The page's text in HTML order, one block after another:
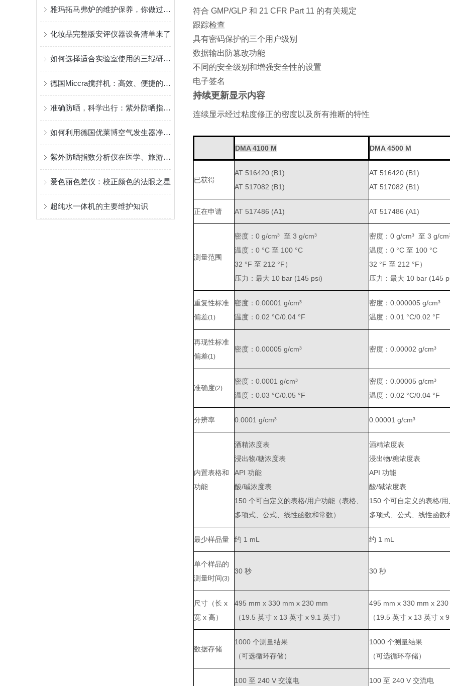
雅玛拓马弗炉的维护保养，你做过吗？
化妆品完整版安评仪器设备清单来了
如何选择适合实验室使用的三辊研磨机
德国Miccra搅拌机：高效、便捷的魅力所在
准确防晒，科学出行：紫外防晒指数分析仪，让阳光伤害无所遁形
如何利用德国优莱博空气发生器净化空气？
紫外防晒指数分析仪在医学、旅游和海滩领域有着广泛的应用价值
爱色丽色差仪：校正颜色的法眼之星
超纯水一体机的主要维护知识
符合 GMP/GLP 和 21 CFR Part 11 的有关规定
跟踪检查
具有密码保护的三个用户级别
数据输出防篡改功能
不同的安全级别和增强安全性的设置
电子签名
持续更新显示内容
连续显示经过粘度修正的密度以及所有推断的特性
DMA 4100 M DMA 4500 M
已获得
AT 516420 (B1)
AT 517082 (B1)
AT 516420 (B1)
AT 517082 (B1)
正在申请 AT 517486 (A1) AT 517486 (A1)
测量范围
密度：0 g/cm³ 至 3 g/cm³
温度：0 °C 至 100 °C
32 °F 至 212 °F）
压力：最大 10 bar (145 psi)
密度：0 g/cm³ 至 3 g/
温度：0 °C 至 100 °C
32 °F 至 212 °F）
压力：最大 10 bar (145
重复性标准
偏差(1)
密度：0.00001 g/cm³
温度：0.02 °C/0.04 °F
密度：0.000005 g/cm³
温度：0.01 °C/0.02 °F
再现性标准
偏差(1)
密度：0.00005 g/cm³ 密度：0.00002 g/cm³
准确度(2)
密度：0.0001 g/cm³
温度：0.03 °C/0.05 °F
密度：0.00005 g/cm³
温度：0.02 °C/0.04 °F
分辨率 0.0001 g/cm³ 0.00001 g/cm³
内置表格和
功能
酒精浓度表
浸出物/糖浓度表
API 功能
酸/碱浓度表
150 个可自定义的表格/用户功能（表格、
多项式、公式、线性函数和常数）
酒精浓度表
浸出物/糖浓度表
API 功能
酸/碱浓度表
150 个可自定义的表格/
多项式、公式、线性函数
最少样品量 约 1 mL 约 1 mL
单个样品的
测量时间(3)
30 秒 30 秒
尺寸（长 x
宽 x 高）
495 mm x 330 mm x 230 mm
（19.5 英寸 x 13 英寸 x 9.1 英寸）
495 mm x 330 mm x 230
（19.5 英寸 x 13 英寸 x
数据存储
1000 个测量结果
（可选循环存储）
1000 个测量结果
（可选循环存储）
100 至 240 V 交流电 100 至 240 V 交流电